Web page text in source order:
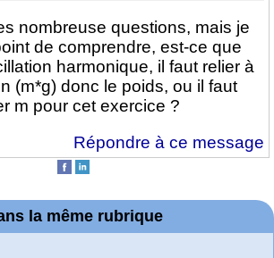
nombreuse questions, mais je
de comprendre, est-ce que
harmonique, il faut relier à
(m*g) donc le poids, ou il faut
m pour cet exercice ?
Répondre à ce message
la même rubrique